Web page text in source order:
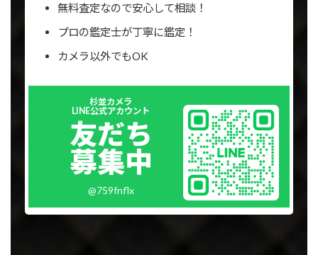
無料査定なので安心して相談！
プロの鑑定士が丁寧に鑑定！
カメラ以外でもOK
杉並カメラ
LINE公式アカウント
友だち
募集中
@759fnflx